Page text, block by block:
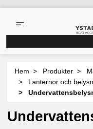
Hem Produkter
Lanternor och